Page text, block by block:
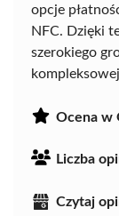
opcje
NFC. Dzięki
szerokiego
Ocena w
Liczba
Czytaj